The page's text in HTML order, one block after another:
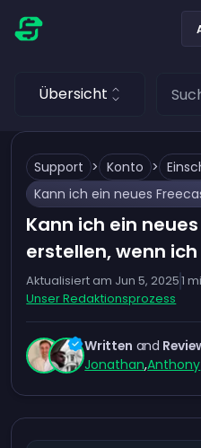
Übersicht
Support > Konto >
Kann ich ein
erstellen, wenn
Aktualisiert am Jun 5, 20251
Unser Redaktionsprozess
Written and
Jonathan,Anthony